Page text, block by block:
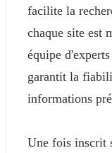
facilite la
chaque site est
équipe
garantit la
informations
Une fois inscrit